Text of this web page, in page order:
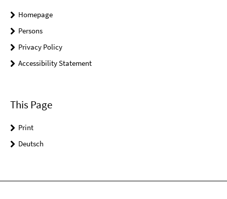
Homepage
Persons
Privacy Policy
Accessibility Statement
This Page
Print
Deutsch